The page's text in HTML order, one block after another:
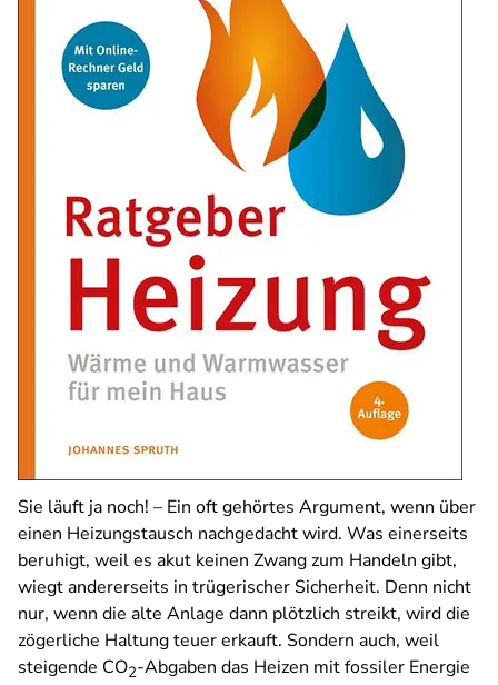
Sie läuft ja noch! – Ein oft gehörtes Argument, wenn über
einen Heizungstausch nachgedacht wird. Was einerseits
beruhigt, weil es akut keinen Zwang zum Handeln gibt,
wiegt andererseits in trügerischer Sicherheit. Denn nicht
nur, wenn die alte Anlage dann plötzlich streikt, wird die
zögerliche Haltung teuer erkauft. Sondern auch, weil
steigende CO2-Abgaben das Heizen mit fossiler Energie